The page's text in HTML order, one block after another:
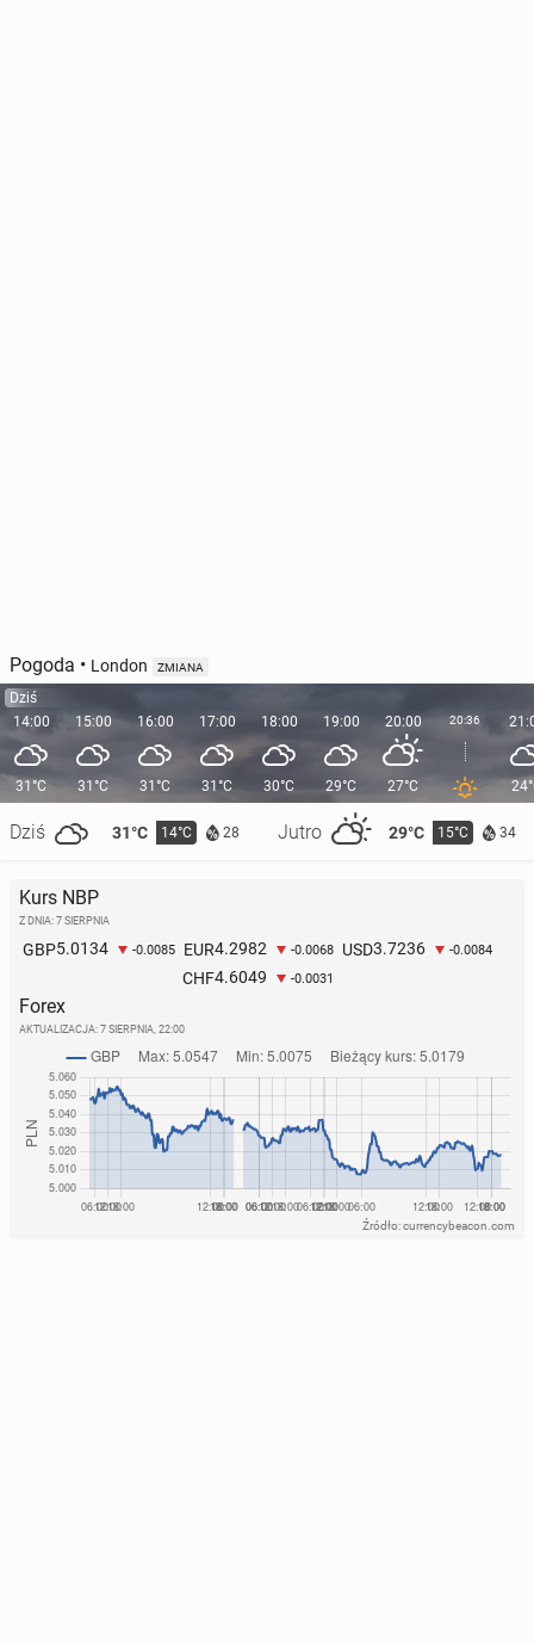
Pogoda • London ZMIANA
Dziś
14:00
31°C
Dziś 31°C 14°C 28 Jutro 29°C 15°C 34
15:00
31°C
16:00
31°C
17:00
31°C
18:00
30°C
19:00
29°C
20:00
27°C
20:36
Kurs NBP
Z DNIA: 7 SIERPNIA
GBP5.0134 -0.0085 EUR4.2982 -0.0068 USD3.7236 -0.0084
CHF4.6049 -0.0031
Forex
AKTUALIZACJA: 7 SIERPNIA, 22:00
Źródło: currencybeacon.com